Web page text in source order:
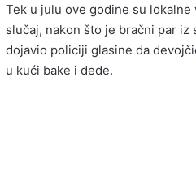
Tek u julu ove godine su
slučaj, nakon što je bračni par
dojavio policiji glasine da
u kući bake i dede.